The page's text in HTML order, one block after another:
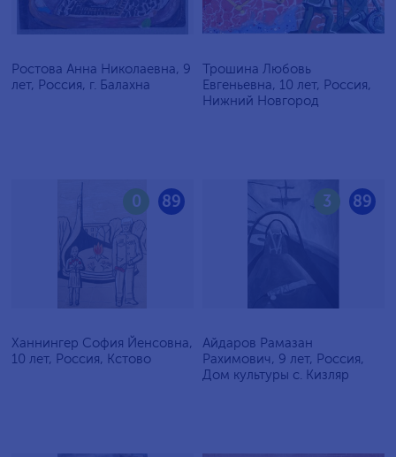
Ростова Анна Николаевна, 9
лет, Россия, г. Балахна
Трошина Любовь
Евгеньевна, 10 лет, Россия,
Нижний Новгород
89
0
Ханнингер София Йенсовна,
10 лет, Россия, Кстово
89
3
Айдаров Рамазан
Рахимович, 9 лет, Россия,
Дом культуры с. Кизляр